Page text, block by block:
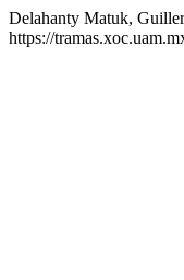
Delahanty Matuk,
https://